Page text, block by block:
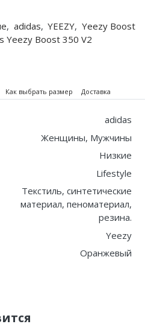
, adidas, YEEZY, Yeezy Boost
Yeezy Boost 350 V2
Как выбрать размер Доставка
adidas
Женщины, Мужчины
Низкие
Lifestyle
Текстиль, синтетические
материал, пеноматериал,
резина.
Yeezy
Оранжевый